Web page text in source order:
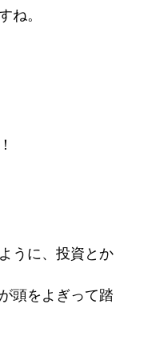
ね。
うに、投資とか
頭をよぎって踏